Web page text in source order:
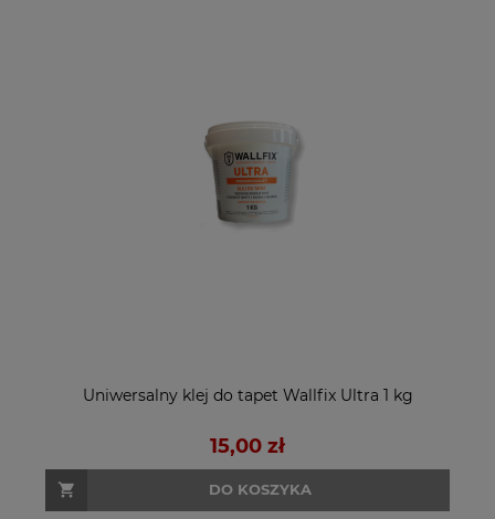
Uniwersalny klej do tapet Wallfix Ultra 1 kg
15,00 zł
DO KOSZYKA